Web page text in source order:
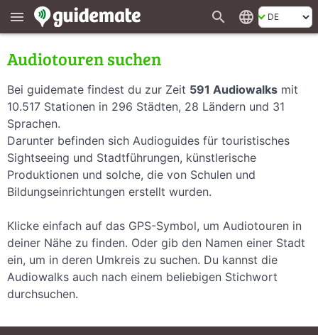
menu search language
Audiotouren suchen
Bei guidemate findest du zur Zeit 591 Audiowalks mit
10.517 Stationen in 296 Städten, 28 Ländern und 31
Sprachen.
Darunter befinden sich Audioguides für touristisches
Sightseeing und Stadtführungen, künstlerische
Produktionen und solche, die von Schulen und
Bildungseinrichtungen erstellt wurden.
Klicke einfach auf das GPS-Symbol, um Audiotouren in
deiner Nähe zu finden. Oder gib den Namen einer Stadt
ein, um in deren Umkreis zu suchen. Du kannst die
Audiowalks auch nach einem beliebigen Stichwort
durchsuchen.